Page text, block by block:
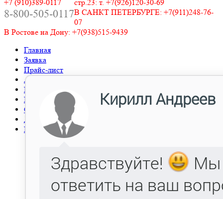
+7 (910)389-0117
8-800-505-0117
стр.23: т. +7(926)120-30-69
В САНКТ ПЕТЕРБУРГЕ: +7(911)248-76-
07
В Ростове на Дону: +7(938)515-9439
Главная
Заявка
Прайс-лист
Автокаталог
Металлообработка, Литье чугуна и стали.
Гарантия
Оптовым клиентам
Доставка
Контакты
Диск колесный